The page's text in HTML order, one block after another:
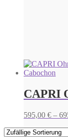
CAPRI
595,00 € –